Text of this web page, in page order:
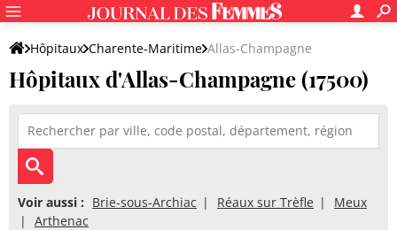
Hôpitaux Charente-Maritime Allas-Champagne
Hôpitaux d'Allas-Champagne (17500)
Voir aussi : Brie-sous-Archiac Réaux sur Trèfle
Meux
Arthenac